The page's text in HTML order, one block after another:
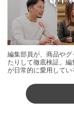
編集部員が、商品や
たりして徹底検証。
が日常的に愛用してい